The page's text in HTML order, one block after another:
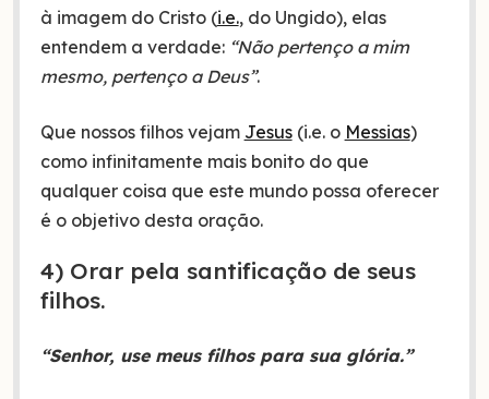
à imagem do Cristo (i.e., do Ungido), elas
entendem a verdade: “Não pertenço a mim
mesmo, pertenço a Deus”.
Que nossos filhos vejam Jesus(i.e. o Messias)
como infinitamente mais bonito do que
qualquer coisa que este mundo possa oferecer
é o objetivo desta oração.
4) Orar pela santificação de seus
filhos.
“Senhor, use meus filhos para sua glória.”